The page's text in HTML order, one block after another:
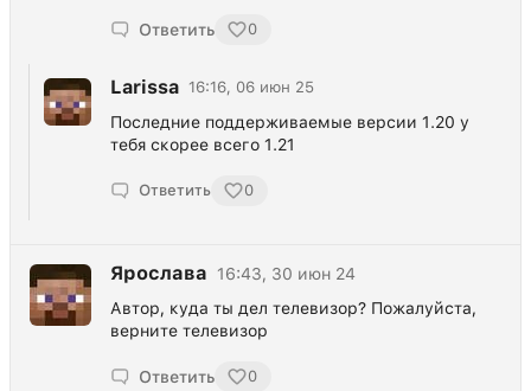
Ответить 0
Larissa 16:16, 06 июн 25
Последние поддерживаемые версии 1.20 у
тебя скорее всего 1.21
Ответить 0
Ярослава
16:43, 30 июн 24
Автор, куда ты дел телевизор? Пожалуйста,
верните телевизор
Ответить 0